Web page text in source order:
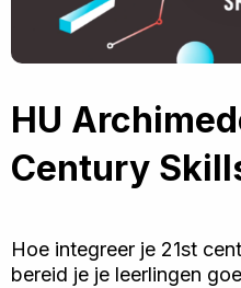
HU
Century
Hoe integreer je 21st
bereid je je leerlingen